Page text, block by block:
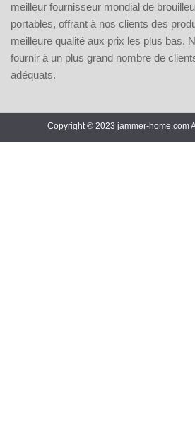
meilleur fournisseur mondial de
portables, offrant à nos clients des
meilleure qualité aux prix les plus bas.
fournir à un plus grand nombre de
adéquats.
Copyright © 2023 jammer-home.com